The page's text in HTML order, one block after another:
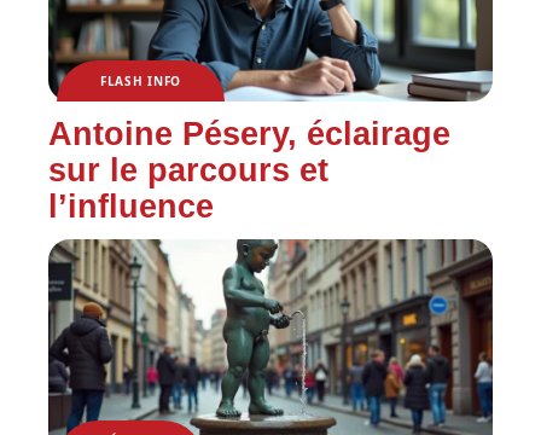
FLASH INFO
Antoine Pésery, éclairage
sur le parcours et
l’influence